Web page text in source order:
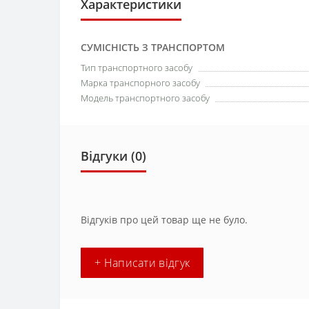
Характеристики
СУМІСНІСТЬ З ТРАНСПОРТОМ
Тип транспортного засобу
Марка транспорного засобу
Модель транспортного засобу
Відгуки (0)
Відгуків про цей товар ще не було.
+ Написати відгук